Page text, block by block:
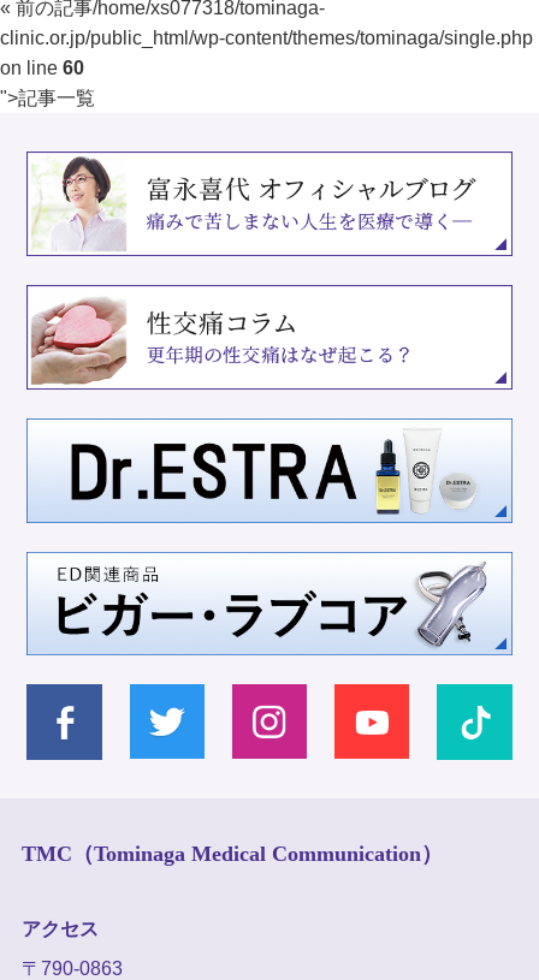
« 前の記事/home/xs077318/tominaga-
clinic.or.jp/public_html/wp-content/themes/tominaga/single.php
on line 60
">記事一覧
TMC（Tominaga Medical Communication）
アクセス
〒790-0863